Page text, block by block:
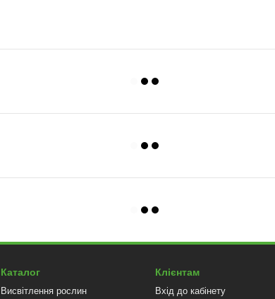
Каталог
Висвітлення рослин
Клієнтам
Вхід до кабінету